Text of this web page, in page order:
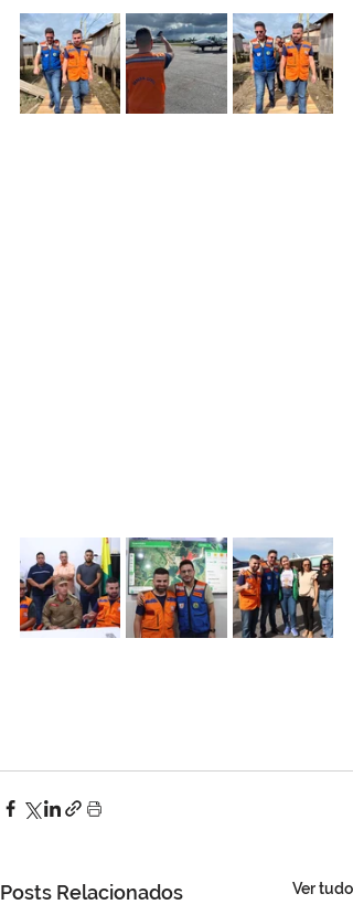
Posts Relacionados Ver tudo